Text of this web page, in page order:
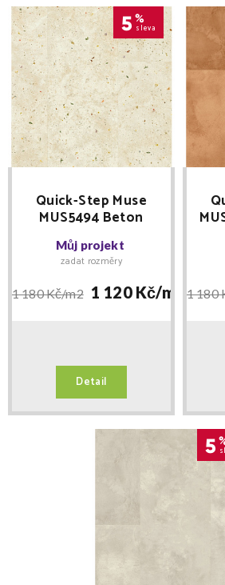
5 %
sleva
Quick-Step Muse
MUS5494 Beton
botanický -
laminátová podlaha
Můj projekt
zadat rozměry
1 180 Kč/m2 1 120 Kč/m2
Detail
1 180
5